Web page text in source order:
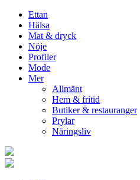
Ettan
Hälsa
Mat & dryck
Nöje
Profiler
Mode
Mer
Allmänt
Hem & fritid
Butiker & restauranger
Prylar
Näringsliv